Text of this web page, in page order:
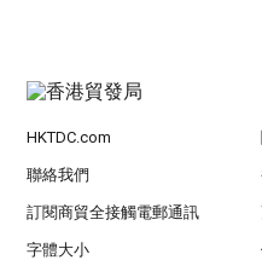
HKTDC.com
聯絡我們
訂閱商貿全接觸電郵通訊
字體大小